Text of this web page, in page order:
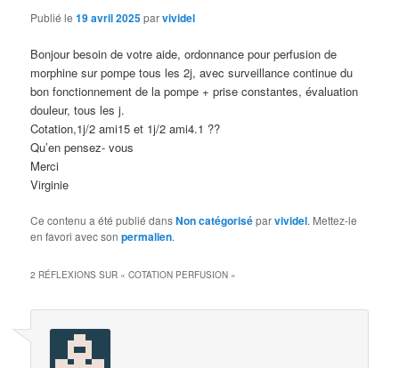
Publié le19 avril 2025parvividel
Bonjour besoin de votre aide, ordonnance pour perfusion de
morphine sur pompe tous les 2j, avec surveillance continue du
bon fonctionnement de la pompe + prise constantes, évaluation
douleur, tous les j.
Cotation,1j/2 ami15 et 1j/2 ami4.1 ??
Qu’en pensez- vous
Merci
Virginie
Ce contenu a été publié dansNon catégoriséparvividel. Mettez-le
en favori avec sonpermalien.
2 RÉFLEXIONS SUR «COTATION PERFUSION »